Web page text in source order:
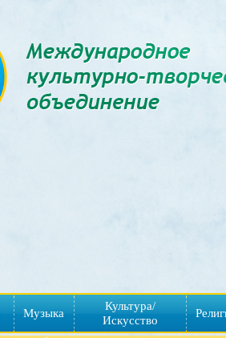
Музыка
Культура/
Искусство